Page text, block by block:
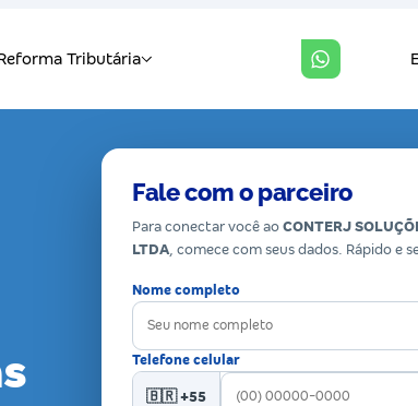
Fale com o parceiro
Para conectar você ao CONTERJ
LTDA, comece com seus dados. Rápido e
Nome completo
Telefone celular
🇧🇷 +55